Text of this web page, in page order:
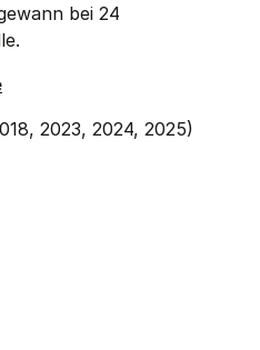
bei 24
2023, 2024, 2025)